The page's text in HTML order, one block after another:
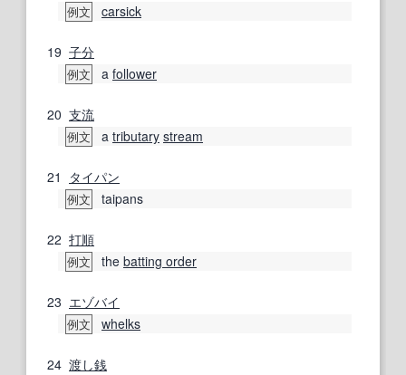
例文 carsick
19 子分
例文 a follower
20 支流
例文 a tributary stream
21 タイパン
例文 taipans
22 打順
例文 the batting order
23 エゾバイ
例文 whelks
24 渡し銭